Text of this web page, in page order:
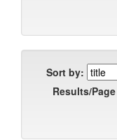
Sort by:
Results/Page